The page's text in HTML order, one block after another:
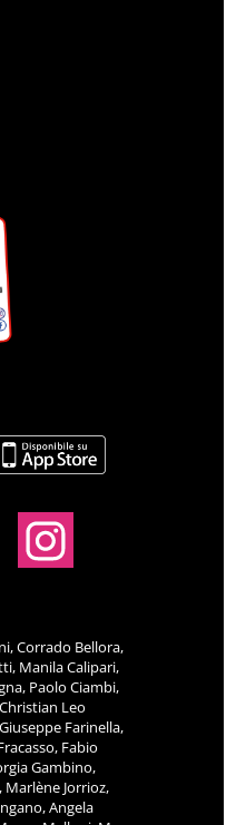
Corrado Bellora,
Manila Calipari,
Paolo Ciambi,
Leo
Farinella,
Fabio
Gambino,
Jorrioz,
Angela